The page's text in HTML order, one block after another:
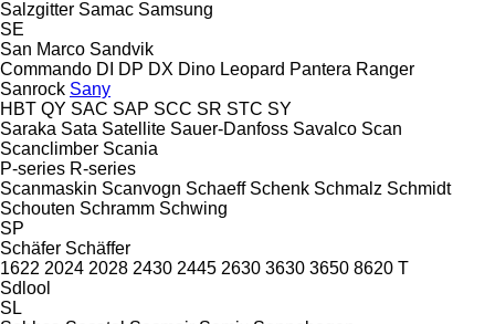
Salzgitter Samac Samsung
SE
San Marco Sandvik
Commando DI DP DX Dino Leopard Pantera Ranger
Sanrock Sany
HBT QY SAC SAP SCC SR STC SY
Saraka Sata Satellite Sauer-Danfoss Savalco Scan
Scanclimber Scania
P-series R-series
Scanmaskin Scanvogn Schaeff Schenk Schmalz Schmidt
Schouten Schramm Schwing
SP
Schäfer Schäffer
1622 2024 2028 2430 2445 2630 3630 3650 8620 T
Sdlool
SL